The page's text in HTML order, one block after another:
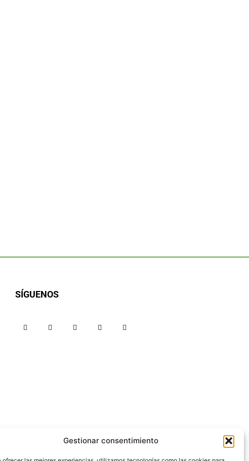
Gestionar consentimiento
SÍGUENOS